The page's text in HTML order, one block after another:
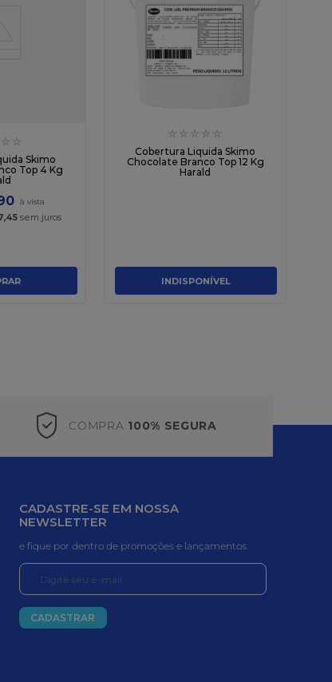
☆ ☆
Skimo
Top 4 Kg
,45sem juros
☆ ☆ ☆ ☆ ☆
Cobertura Liquida Skimo
Chocolate Branco Top 12 Kg
Harald
INDISPONÍVEL
COMPRA 100% SEGURA
CADASTRE-SE EM NOSSA
NEWSLETTER
e fique por dentro de promoções e lançamentos
CADASTRAR